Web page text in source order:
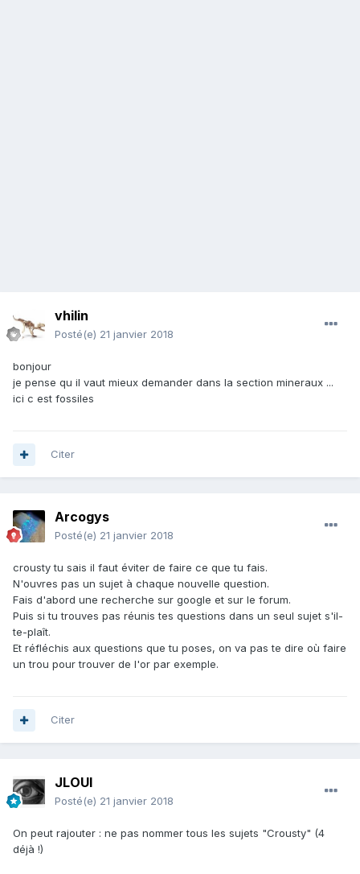
vhilin
Posté(e) 21 janvier 2018
bonjour
je pense qu il vaut mieux demander dans la section mineraux ...
ici c est fossiles
Citer
Arcogys
Posté(e) 21 janvier 2018
crousty tu sais il faut éviter de faire ce que tu fais.
N'ouvres pas un sujet à chaque nouvelle question.
Fais d'abord une recherche sur google et sur le forum.
Puis si tu trouves pas réunis tes questions dans un seul sujet s'il-
te-plaît.
Et réfléchis aux questions que tu poses, on va pas te dire où faire
un trou pour trouver de l'or par exemple.
Citer
JLOUI
Posté(e) 21 janvier 2018
On peut rajouter : ne pas nommer tous les sujets "Crousty" (4
déjà !)